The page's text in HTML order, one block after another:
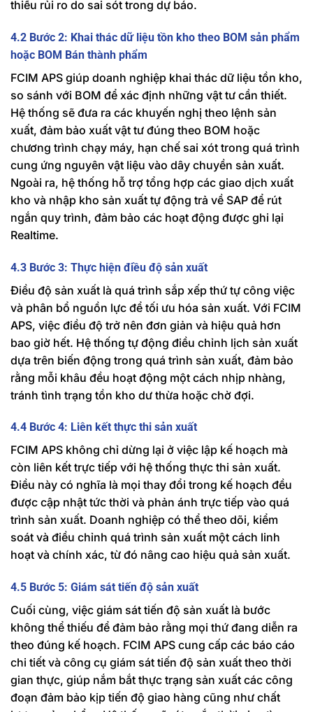
thiểu rủi ro do sai sót trong dự báo.
4.2 Bước 2: Khai thác dữ liệu tồn kho theo BOM sản phẩm
hoặc BOM Bán thành phẩm
FCIM APS giúp doanh nghiệp khai thác dữ liệu tồn kho,
so sánh với BOM để xác định những vật tư cần thiết.
Hệ thống sẽ đưa ra các khuyến nghị theo lệnh sản
xuất, đảm bảo xuất vật tư đúng theo BOM hoặc
chương trình chạy máy, hạn chế sai xót trong quá trình
cung ứng nguyên vật liệu vào dây chuyền sản xuất.
Ngoài ra, hệ thống hỗ trợ tổng hợp các giao dịch xuất
kho và nhập kho sản xuất tự động trả về SAP để rút
ngắn quy trình, đảm bảo các hoạt động được ghi lại
Realtime.
4.3 Bước 3: Thực hiện điều độ sản xuất
Điều độ sản xuất là quá trình sắp xếp thứ tự công việc
và phân bổ nguồn lực để tối ưu hóa sản xuất. Với FCIM
APS, việc điều độ trở nên đơn giản và hiệu quả hơn
bao giờ hết. Hệ thống tự động điều chỉnh lịch sản xuất
dựa trên biến động trong quá trình sản xuất, đảm bảo
rằng mỗi khâu đều hoạt động một cách nhịp nhàng,
tránh tình trạng tồn kho dư thừa hoặc chờ đợi.
4.4 Bước 4: Liên kết thực thi sản xuất
FCIM APS không chỉ dừng lại ở việc lập kế hoạch mà
còn liên kết trực tiếp với hệ thống thực thi sản xuất.
Điều này có nghĩa là mọi thay đổi trong kế hoạch đều
được cập nhật tức thời và phản ánh trực tiếp vào quá
trình sản xuất. Doanh nghiệp có thể theo dõi, kiểm
soát và điều chỉnh quá trình sản xuất một cách linh
hoạt và chính xác, từ đó nâng cao hiệu quả sản xuất.
4.5 Bước 5: Giám sát tiến độ sản xuất
Cuối cùng, việc giám sát tiến độ sản xuất là bước
không thể thiếu để đảm bảo rằng mọi thứ đang diễn ra
theo đúng kế hoạch. FCIM APS cung cấp các báo cáo
chi tiết và công cụ giám sát tiến độ sản xuất theo thời
gian thực, giúp nắm bắt thực trạng sản xuất các công
đoạn đảm bảo kịp tiến độ giao hàng cũng như chất